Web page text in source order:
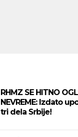
RHMZ SE HITNO
NEVREME: Izdato
tri dela Srbije!